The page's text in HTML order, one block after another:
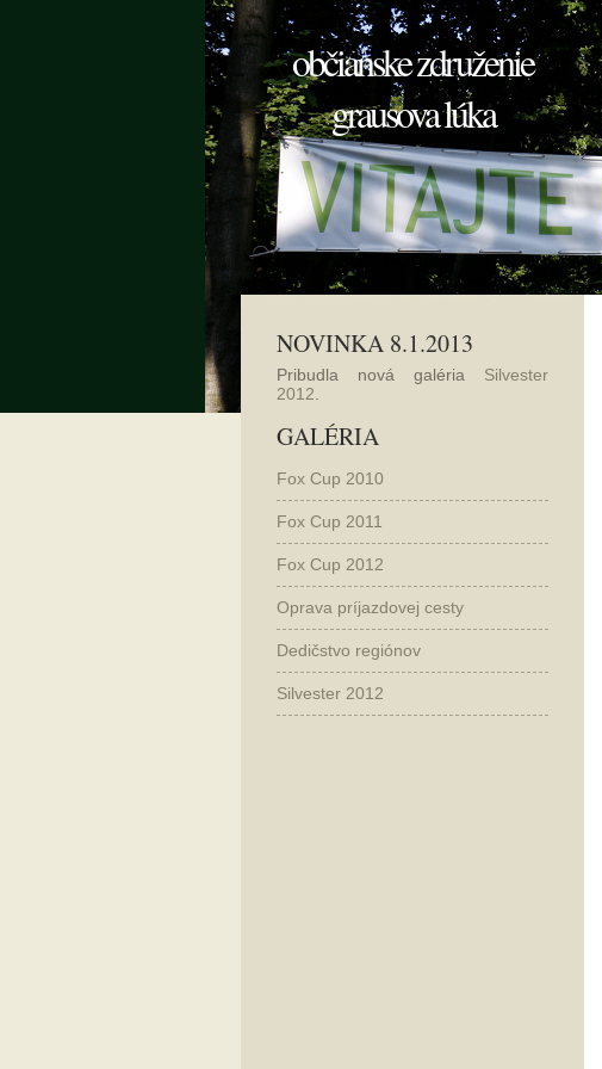
občianske združenie
grausova lúka
NOVINKA 8.1.2013
Pribudla nová galéria Silvester
2012
GALÉRIA
Fox Cup 2010
Fox Cup 2011
Fox Cup 2012
Oprava príjazdovej cesty
Dedičstvo regiónov
Silvester 2012